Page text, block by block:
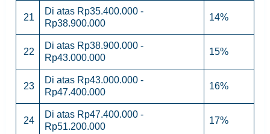
21
Di atas Rp35.400.000 -
Rp38.900.000
14%
22
Di atas Rp38.900.000 -
Rp43.000.000
15%
23
Di atas Rp43.000.000 -
Rp47.400.000
16%
24
Di atas Rp47.400.000 -
Rp51.200.000
17%